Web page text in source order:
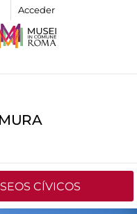
Acceder
CÍVICOS